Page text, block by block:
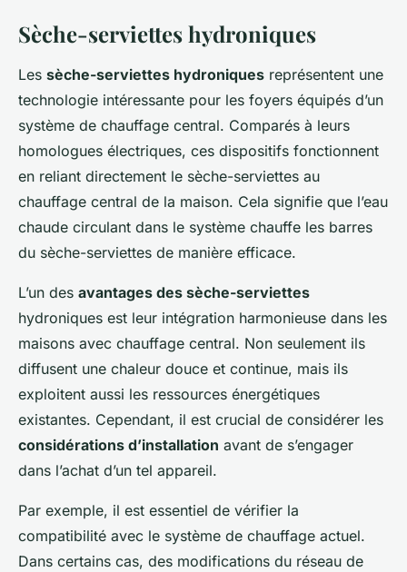
Sèche-serviettes hydroniques
Les sèche-serviettes hydroniques représentent une
technologie intéressante pour les foyers équipés d’un
système de chauffage central. Comparés à leurs
homologues électriques, ces dispositifs fonctionnent
en reliant directement le sèche-serviettes au
chauffage central de la maison. Cela signifie que l’eau
chaude circulant dans le système chauffe les barres
du sèche-serviettes de manière efficace.
L’un des avantages des sèche-serviettes
hydroniques est leur intégration harmonieuse dans les
maisons avec chauffage central. Non seulement ils
diffusent une chaleur douce et continue, mais ils
exploitent aussi les ressources énergétiques
existantes. Cependant, il est crucial de considérer les
considérations d’installation avant de s’engager
dans l’achat d’un tel appareil.
Par exemple, il est essentiel de vérifier la
compatibilité avec le système de chauffage actuel.
Dans certains cas, des modifications du réseau de